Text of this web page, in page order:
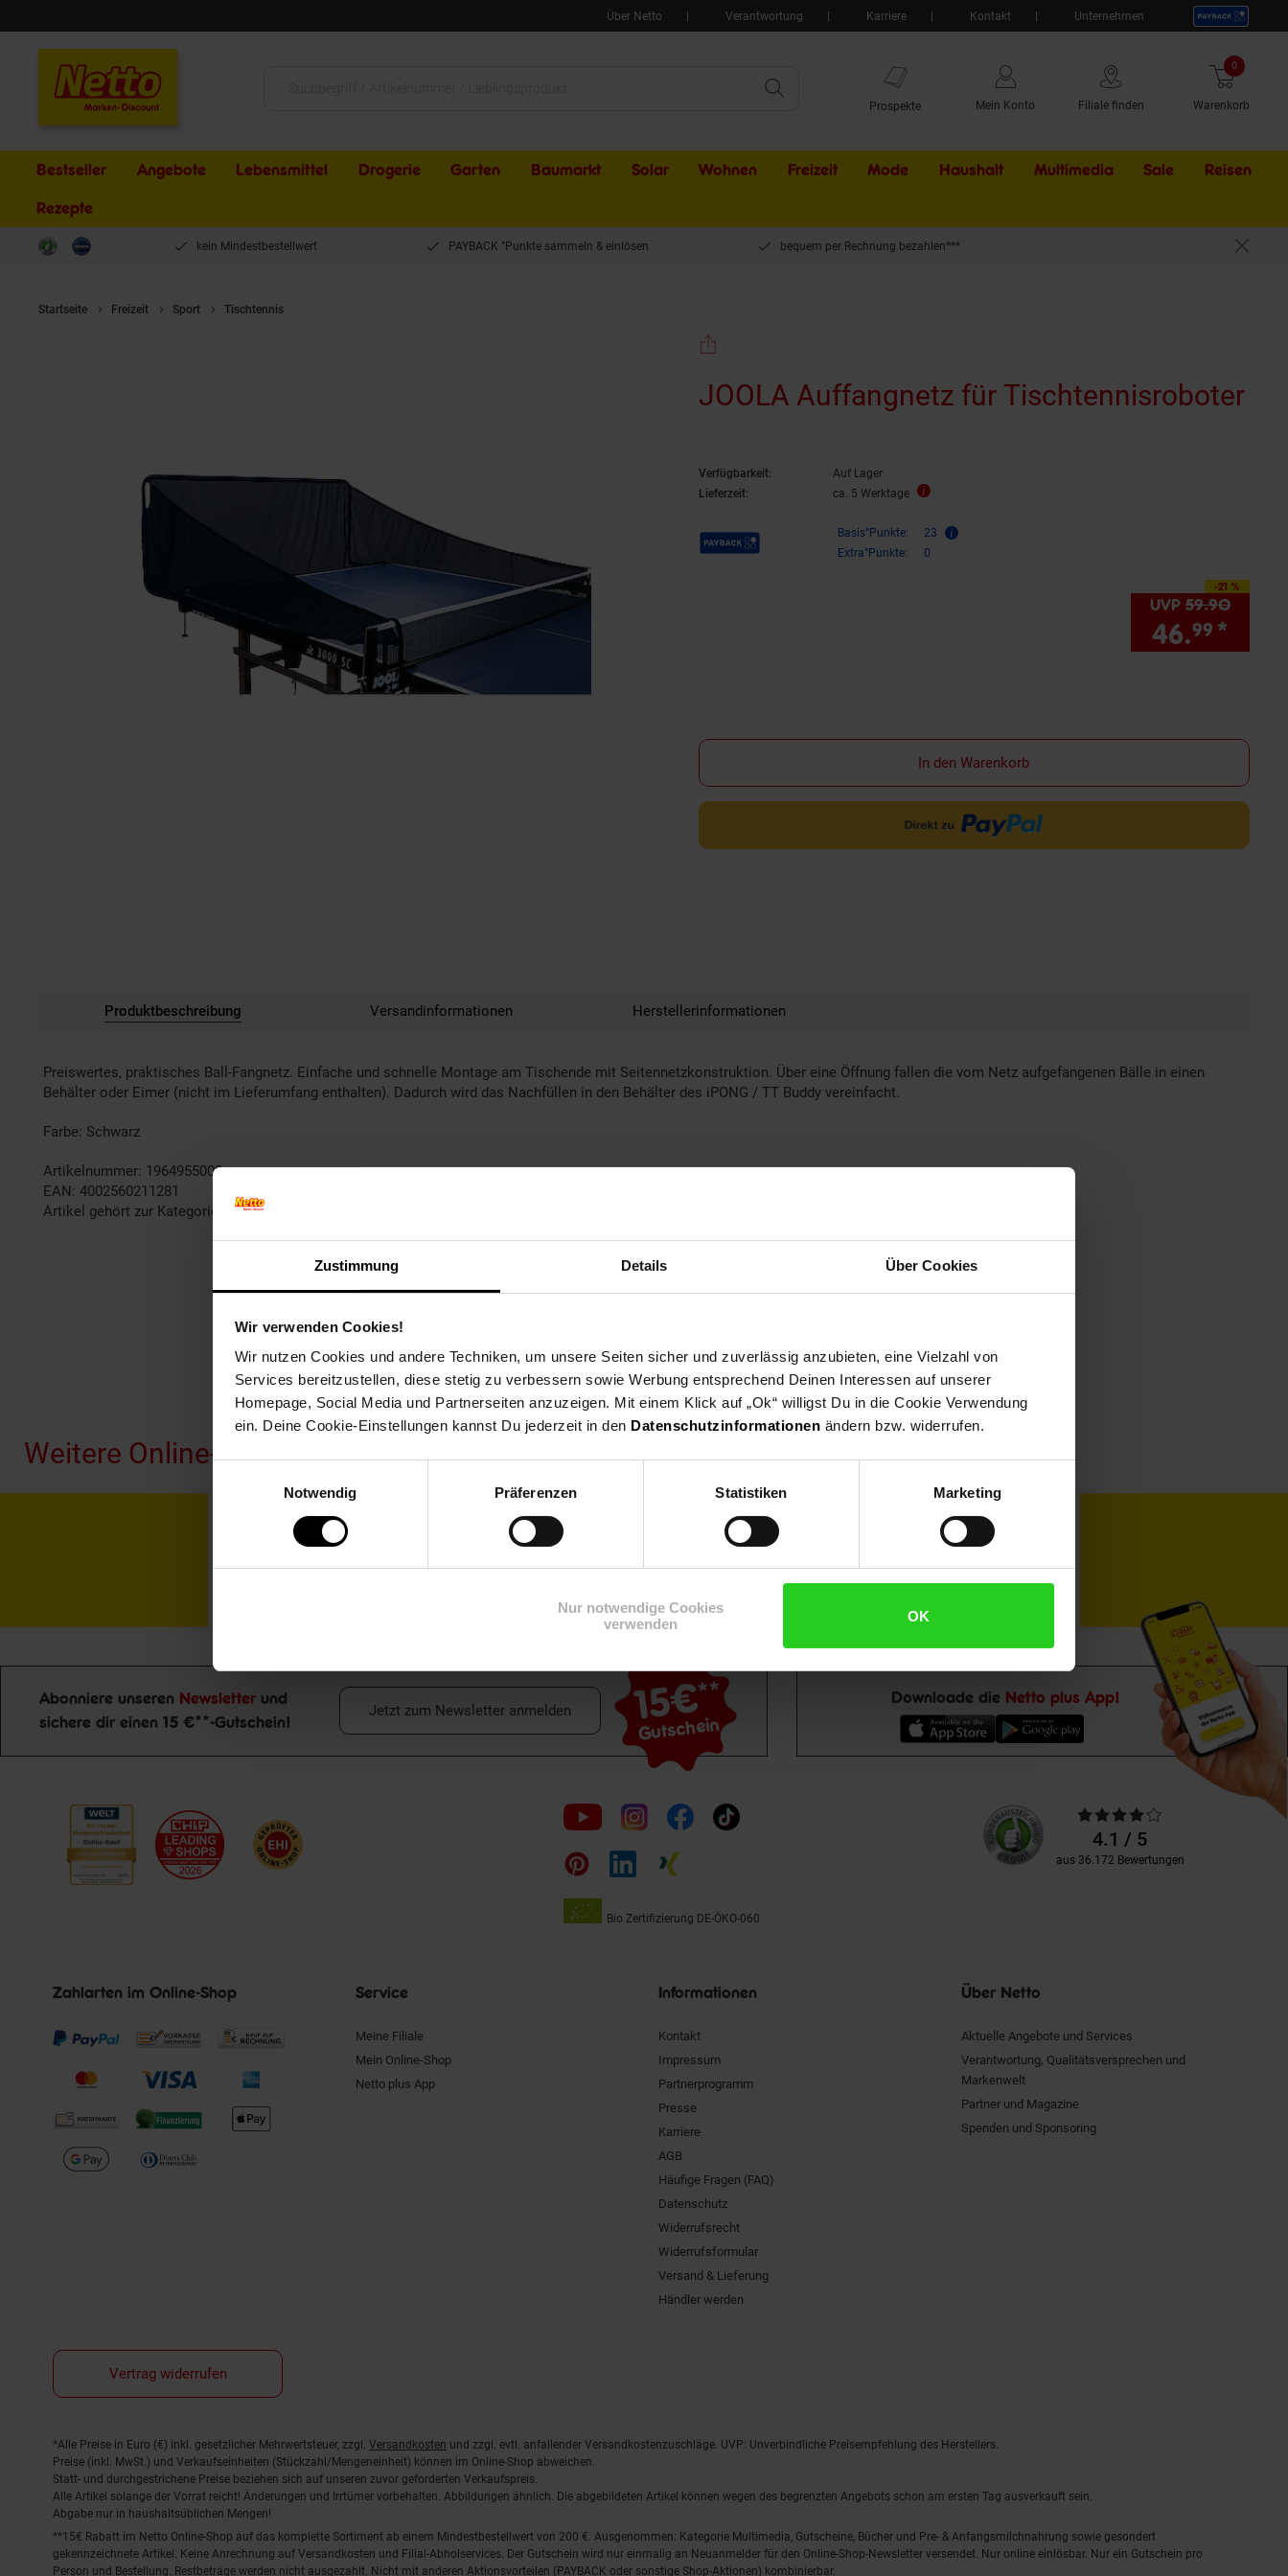
Zustimmung Details Über Cookies
Wir verwenden Cookies!
Wir nutzen Cookies und andere Techniken, um unsere Seiten sicher und zuverlässig anzubieten, eine Vielzahl von
Services bereitzustellen, diese stetig zu verbessern sowie Werbung entsprechend Deinen Interessen auf unserer
Homepage, Social Media und Partnerseiten anzuzeigen. Mit einem Klick auf „Ok“ willigst Du in die Cookie Verwendung
ein. Deine Cookie-Einstellungen kannst Du jederzeit in den Datenschutzinformationen ändern bzw. widerrufen.
Notwendig
Präferenzen Statistiken Marketing
Nur notwendige Cookies
verwenden
OK
Über Netto Verantwortung Karriere Kontakt Unternehmen
Prospekte Mein Konto Filiale finden Warenkorb
0 Artikel
Bestseller Angebote Lebensmittel Drogerie Garten Baumarkt Solar Wohnen Freizeit Mode Haushalt Multimedia Sale Externer
Reisen
Rezepte
kein Mindestbestellwert PAYBACK °Punkte sammeln & einlösen bequem per Rechnung bezahlen***
Startseite Freizeit Sport Tischtennis
JOOLA Auffangnetz für Tischtennisroboter
Verfügbarkeit:
Auf Lager
Lieferzeit:
ca. 5 Werktage
Payback Punkte Basis°Punkte:
23
Extra°Punkte:
0
-21 %
Sie Sparen 21 Prozent,
UVP 59.90
46.99 *
In den Warenkorb
Produktbeschreibung Versandinformationen Herstellerinformationen
Preiswertes, praktisches Ball-Fangnetz. Einfache und schnelle Montage am Tischende mit Seitennetzkonstruktion. Über eine Öffnung fallen die vom Netz aufgefangenen Bälle in einen
Behälter oder Eimer (nicht im Lieferumfang enthalten). Dadurch wird das Nachfüllen in den Behälter des iPONG / TT Buddy vereinfacht.
Farbe: Schwarz
Artikelnummer: 1964955000
EAN: 4002560211281
Artikel gehört zur Kategorie:
Tischtennis
Weitere Online-Angebote
Netto Reisen Weinwelt Rezeptwelt Karriere
Newsletter Anmeldung
Abonniere unseren Newsletter und
sichere dir einen 15 €**-Gutschein!
15€**
Gutschein
Jetzt zum Newsletter anmelden
Downloade die Netto plus App!
Folge
uns
auf
Bio Zertifizierung DE-ÖKO-060
Unsere
Kundenbewertungen
Durchschnittliche
Bewertungen4.1 / 5
aus 36.172 Bewertungen
Zahlarten im Online-Shop Service
Meine Filiale
Mein Online-Shop
Netto plus App
Informationen
Kontakt
Impressum
Partnerprogramm
Presse
Karriere
AGB
Häufige Fragen (FAQ)
Datenschutz
Widerrufsrecht
Widerrufsformular
Versand & Lieferung
Händler werden
Über Netto
Aktuelle Angebote und Services
Verantwortung, Qualitätsversprechen und
Markenwelt
Partner und Magazine
Spenden und Sponsoring
Vertrag widerrufen
Fußnoten
*Alle Preise in Euro (€) inkl. gesetzlicher Mehrwertsteuer, zzgl. Versandkosten und zzgl. evtl. anfallender Versandkostenzuschläge. UVP: Unverbindliche Preisempfehlung des Herstellers.
Preise (inkl. MwSt.) und Verkaufseinheiten (Stückzahl/Mengeneinheit) können im Online-Shop abweichen.
Statt- und durchgestrichene Preise beziehen sich auf unseren zuvor geforderten Verkaufspreis.
Alle Artikel solange der Vorrat reicht! Änderungen und Irrtümer vorbehalten. Abbildungen ähnlich. Die abgebildeten Artikel können wegen des begrenzten Angebots schon am ersten Tag ausverkauft sein.
Abgabe nur in haushaltsüblichen Mengen!
**15€ Rabatt im Netto Online-Shop auf das komplette Sortiment ab einem Mindestbestellwert von 200 €. Ausgenommen: Kategorie Multimedia, Gutscheine, Bücher und Pre- & Anfangsmilchnahrung sowie gesondert
gekennzeichnete Artikel. Keine Anrechnung auf Versandkosten und Filial-Abholservices. Der Gutschein wird nur einmalig an Neuanmelder für den Online-Shop-Newsletter versendet. Nur online einlösbar. Nur ein Gutschein pro
Person und Bestellung. Restbeträge werden nicht ausgezahlt. Nicht mit anderen Aktionsvorteilen (PAYBACK oder sonstige Shop-Aktionen) kombinierbar.